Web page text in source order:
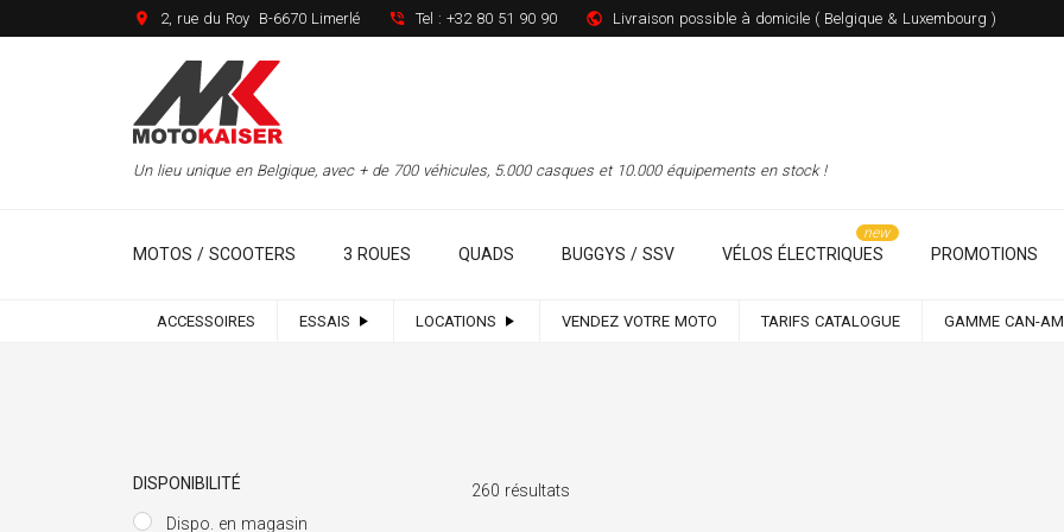
2, rue du Roy B-6670 Limerlé Tel : +32 80 51 90 90 Livraison possible à domicile ( Belgique & Luxembourg )
Un lieu unique en Belgique, avec + de 700 véhicules, 5.000 casques et 10.000 équipements en stock !
MOTOS / SCOOTERS 3 ROUES QUADS BUGGYS / SSV VÉLOS ÉLECTRIQUES PROMOTIONS
ACCESSOIRES ESSAIS LOCATIONS VENDEZ VOTRE MOTO TARIFS CATALOGUE GAMME CAN-AM
DISPONIBILITÉ
Dispo. en magasin
260 résultats